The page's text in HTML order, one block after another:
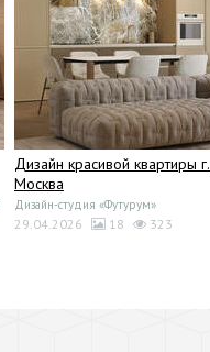
Дизайн красивой квартиры г.
Москва
Дизайн-студия «Футурум»
29.04.2026 18 323